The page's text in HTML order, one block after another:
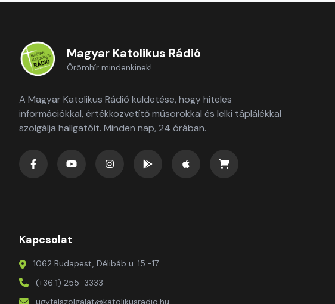
Magyar Katolikus Rádió
Örömhír mindenkinek!
A Magyar Katolikus Rádió küldetése, hogy hiteles
információkkal, értékközvetítő műsorokkal és lelki táplálékkal
szolgálja hallgatóit. Minden nap, 24 órában.
Kapcsolat
1062 Budapest, Délibáb u. 15.-17.
(+36 1) 255-3333
ugyfelszolgalat@katolikusradio.hu